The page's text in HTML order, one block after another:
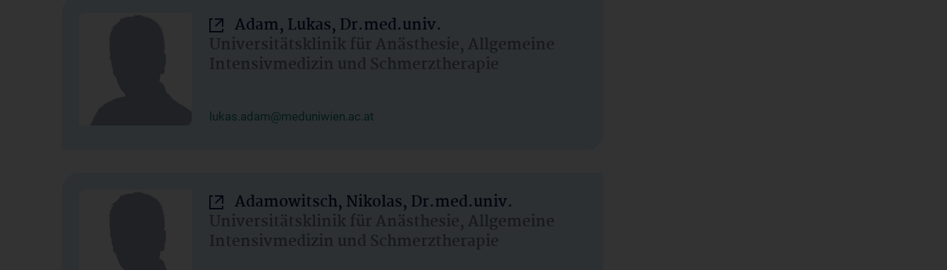
Adam, Lukas, Dr.med.univ.
Universitätsklinik für Anästhesie, Allgemeine
Intensivmedizin und Schmerztherapie
lukas.adam@meduniwien.ac.at
Adamowitsch, Nikolas, Dr.med.univ.
Universitätsklinik für Anästhesie, Allgemeine
Intensivmedizin und Schmerztherapie